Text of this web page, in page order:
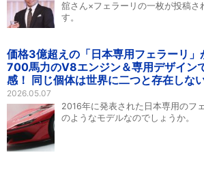
舘さん×フェラーリの一枚が投稿さ
す。
価格3億超えの「日本専用フェラーリ」
700馬力のV8エンジン＆専用デザイン
感！ 同じ個体は世界に二つと存在しな
2026.05.07
2016年に発表された日本専用のフ
のようなモデルなのでしょうか。